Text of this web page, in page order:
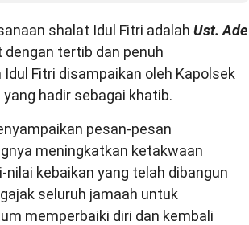
shalat Idul Fitri adalah Ust. Ade
tertib dan penuh
Fitri disampaikan oleh Kapolsek
yang hadir sebagai khatib.
pesan-pesan
meningkatkan ketakwaan
kebaikan yang telah dibangun
seluruh jamaah untuk
memperbaiki diri dan kembali